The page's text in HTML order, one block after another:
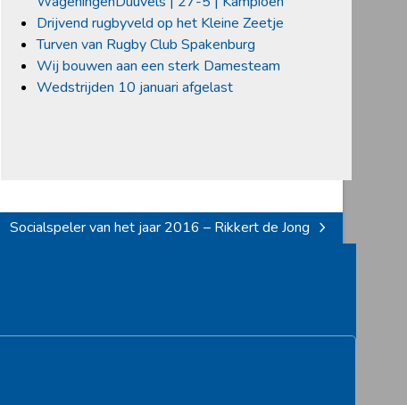
Drijvend rugbyveld op het Kleine Zeetje
Turven van Rugby Club Spakenburg
Wij bouwen aan een sterk Damesteam
Wedstrijden 10 januari afgelast
next
Socialspeler van het jaar 2016 – Rikkert de Jong